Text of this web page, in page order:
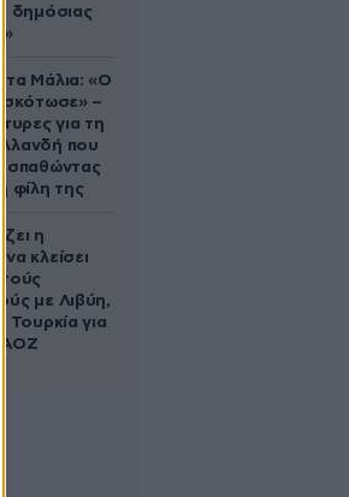
δημόσιας
Μάλια: «Ο
σκότωσε» –
για τη
που
φίλη της
η
κλείσει
με Λιβύη,
Τουρκία για
ΑΟΖ